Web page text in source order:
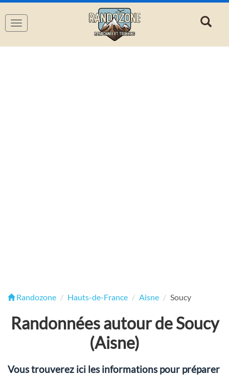
Navigation
Randozone Hauts-de-France Aisne Soucy
Randonnées autour de Soucy
(Aisne)
Vous trouverez ici les informations pour préparer